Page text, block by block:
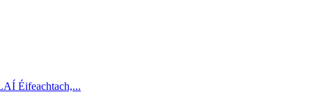
Éifeachtach,...